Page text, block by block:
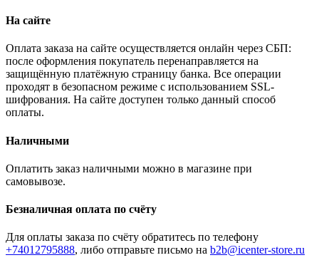
На сайте
Оплата заказа на сайте осуществляется онлайн через СБП:
после оформления покупатель перенаправляется на
защищённую платёжную страницу банка. Все операции
проходят в безопасном режиме с использованием SSL-
шифрования. На сайте доступен только данный способ
оплаты.
Наличными
Оплатить заказ наличными можно в магазине при
самовывозе.
Безналичная оплата по счёту
Для оплаты заказа по счёту обратитесь по телефону
+74012795888, либо отправьте письмо на b2b@icenter-store.ru